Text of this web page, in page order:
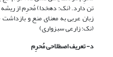
تن دارد. (نک: دهخدا) مُحرِم از
زبان عربی به معنای منع و
(نک: زارعی سبزواری)
د- تعریف اصطلاحی مُحرِم